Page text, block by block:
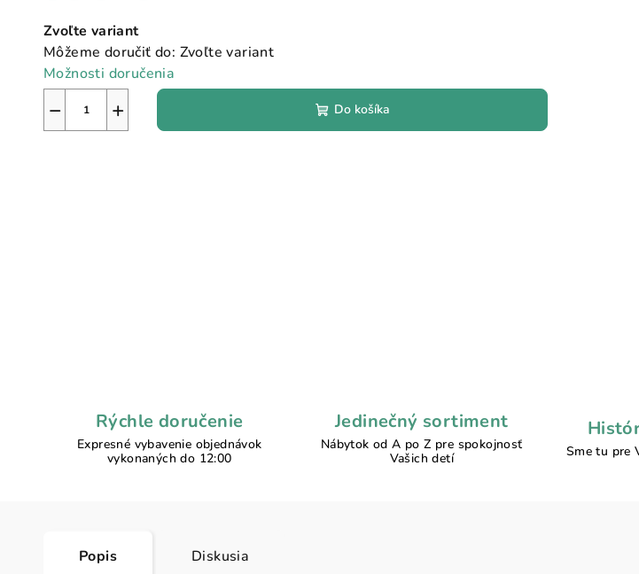
Jednotková
cena:
Zvoľte variant
Môžeme doručiť do: Zvoľte variant
Možnosti doručenia
+
− Do košíka
Rýchle doručenie
Expresné vybavenie objednávok
vykonaných do 12:00
Jedinečný sortiment
Nábytok od A po Z pre spokojnosť
Vašich detí
Sme tu pre
Popis Diskusia